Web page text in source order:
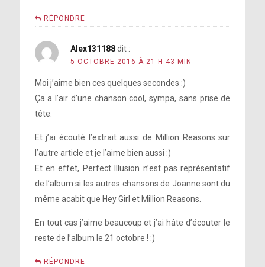
RÉPONDRE
Alex131188 dit :
5 OCTOBRE 2016 À 21 H 43 MIN
Moi j’aime bien ces quelques secondes :)
Ça a l’air d’une chanson cool, sympa, sans prise de
tête.
Et j’ai écouté l’extrait aussi de Million Reasons sur
l’autre article et je l’aime bien aussi :)
Et en effet, Perfect Illusion n’est pas représentatif
de l’album si les autres chansons de Joanne sont du
même acabit que Hey Girl et Million Reasons.
En tout cas j’aime beaucoup et j’ai hâte d’écouter le
reste de l’album le 21 octobre ! :)
RÉPONDRE